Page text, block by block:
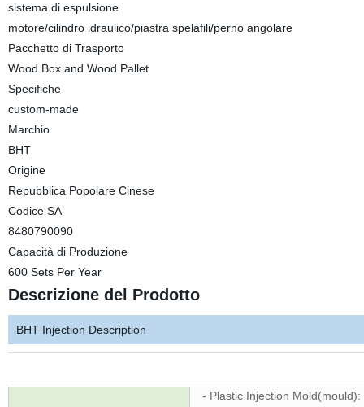
sistema di espulsione
motore/cilindro idraulico/piastra spelafili/perno angolare
Pacchetto di Trasporto
Wood Box and Wood Pallet
Specifiche
custom-made
Marchio
BHT
Origine
Repubblica Popolare Cinese
Codice SA
8480790090
Capacità di Produzione
600 Sets Per Year
Descrizione del Prodotto
BHT Injection Description
- Plastic Injection